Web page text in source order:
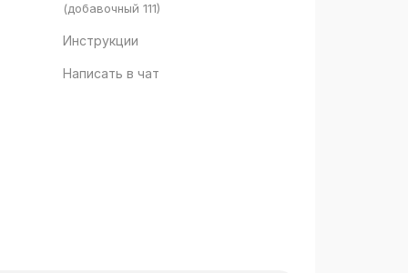
(добавочный 111)
Инструкции
Написать в чат